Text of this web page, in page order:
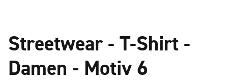
Streetwear - T-Shirt -
Damen - Motiv 6